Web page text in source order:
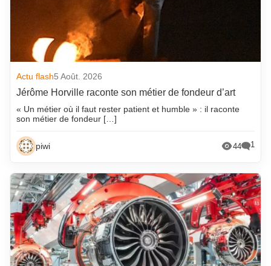
Actu flash5 Août. 2026
Jérôme Horville raconte son métier de fondeur d’art
« Un métier où il faut rester patient et humble » : il raconte
son métier de fondeur […]
piwi 44 1